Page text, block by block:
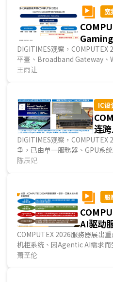
可拆式光纤阵列单元等关键零
Lightmatter已投入研发极具创
期而言，预估两大业者的创新
链产生关键影响力。...
宽
向多元
DIGITIMES观察，COMPUTEX
平臺、Broadband Gateway、
Fi等多元设备，展现家用網絡
务与智能家居需求持续增加，
提升，而是更加重视不同使用
体管理能力。...
王雨让
IC设
连
分
DIGITIMES观察，COMPUTEX
争，已由单一服務器、GPU系
網絡互连架构(Network
光电技术与定制化芯片；博通
Tomahawk 6与ODM、白牌交
臺的开放AI Ethernet Fabric。
延伸到不同距离、功耗与系统
陈辰妃
服
AI驱动
算、储
COMPUTEX 2026服務器展出
机柜系统、因Agentic AI需求
速SSD储存方案，以及CPO、
萧圣伦